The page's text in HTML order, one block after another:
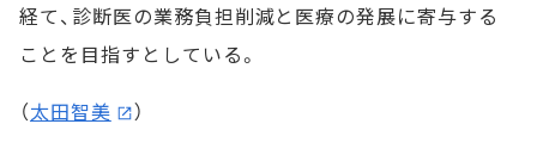
経て、診断医の業務負担削減と医療の発展に寄与する
ことを目指すとしている。
（太田智美 ）